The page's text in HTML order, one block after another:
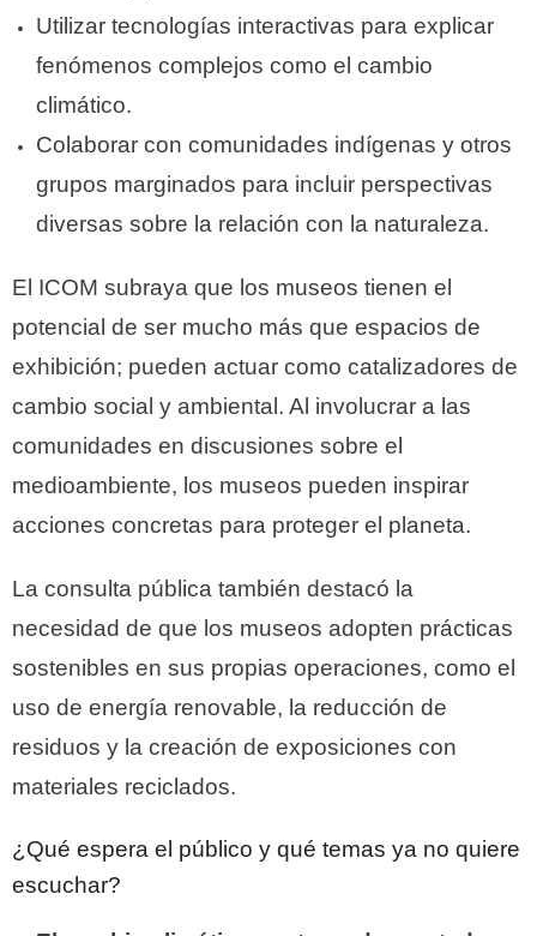
Utilizar tecnologías interactivas para explicar
fenómenos complejos como el cambio
climático.
Colaborar con comunidades indígenas y otros
grupos marginados para incluir perspectivas
diversas sobre la relación con la naturaleza.
El ICOM subraya que los museos tienen el
potencial de ser mucho más que espacios de
exhibición; pueden actuar como catalizadores de
cambio social y ambiental. Al involucrar a las
comunidades en discusiones sobre el
medioambiente, los museos pueden inspirar
acciones concretas para proteger el planeta.
La consulta pública también destacó la
necesidad de que los museos adopten prácticas
sostenibles en sus propias operaciones, como el
uso de energía renovable, la reducción de
residuos y la creación de exposiciones con
materiales reciclados.
¿Qué espera el público y qué temas ya no quiere
escuchar?